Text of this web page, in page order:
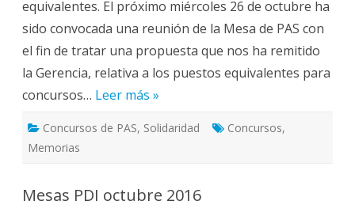
–
Memoria
NO
equivalentes. El próximo miércoles 26 de octubre ha
sido convocada una reunión de la Mesa de PAS con
el fin de tratar una propuesta que nos ha remitido
la Gerencia, relativa a los puestos equivalentes para
concursos… Leer más »
Concursos de PAS, Solidaridad Concursos,
Memorias
Mesas PDI octubre 2016